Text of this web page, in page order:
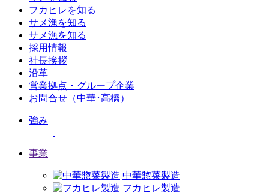
フカヒレを知る
サメ漁を知る
サメ漁を知る
採用情報
社長挨拶
沿革
営業拠点・グループ企業
お問合せ（中華･高橋）
強み
事業
中華惣菜製造
フカヒレ製造